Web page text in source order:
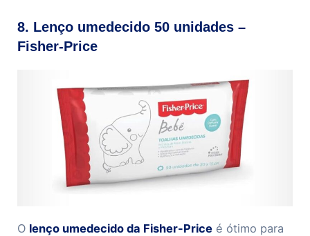
8. Lenço umedecido 50 unidades –
Fisher-Price
O lenço umedecido da Fisher-Price é ótimo para